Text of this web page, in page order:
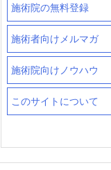
施術院の無料登録
施術者向けメルマガ
施術院向けノウハウ
このサイトについて